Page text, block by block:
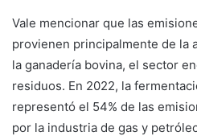
Vale mencionar que las
provienen principalmente de la
la ganadería bovina, el sector
residuos. En 2022, la
representó el 54% de las
por la industria de gas y